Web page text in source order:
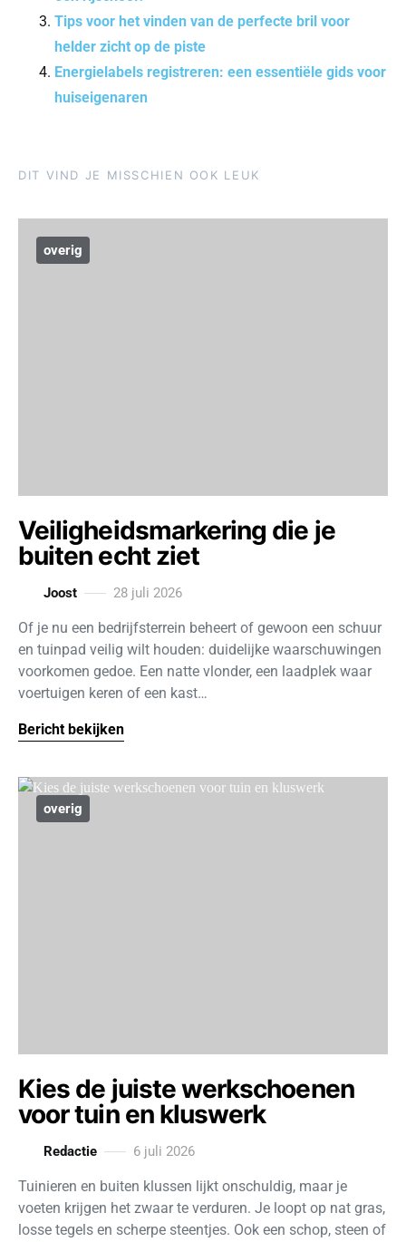
Tips voor het vinden van de perfecte bril voor
helder zicht op de piste
Energielabels registreren: een essentiële gids voor
huiseigenaren
DIT VIND JE MISSCHIEN OOK LEUK
overig
Veiligheidsmarkering die je
buiten echt ziet
Joost 28 juli 2026
Of je nu een bedrijfsterrein beheert of gewoon een schuur
en tuinpad veilig wilt houden: duidelijke waarschuwingen
voorkomen gedoe. Een natte vlonder, een laadplek waar
voertuigen keren of een kast…
Bericht bekijken
overig
Kies de juiste werkschoenen
voor tuin en kluswerk
Redactie 6 juli 2026
Tuinieren en buiten klussen lijkt onschuldig, maar je
voeten krijgen het zwaar te verduren. Je loopt op nat gras,
losse tegels en scherpe steentjes. Ook een schop, steen of